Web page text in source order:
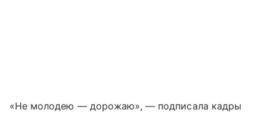
«Не молодею — дорожаю», — подписала кадры